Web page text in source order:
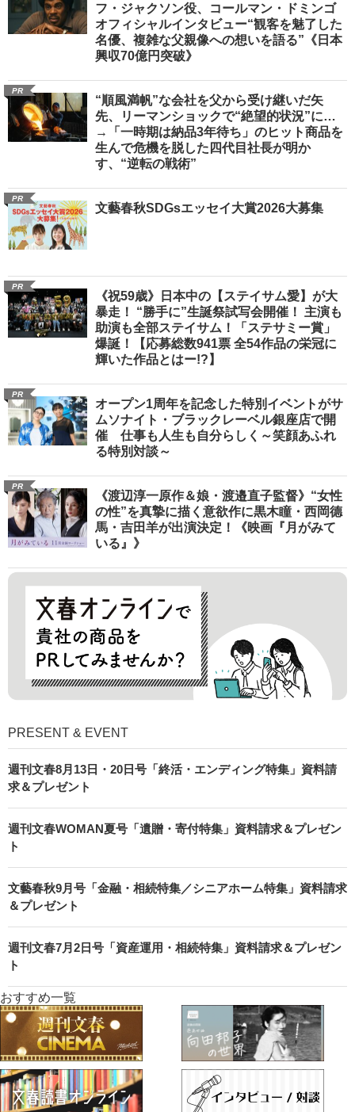
フ・ジャクソン役、コールマン・ドミンゴ
オフィシャルインタビュー“観客を魅了した
名優、複雑な父親像への想いを語る”《日本
興収70億円突破》
PR
“順風満帆”な会社を父から受け継いだ矢
先、リーマンショックで“絶望的状況”に…
→「一時期は納品3年待ち」のヒット商品を
生んで危機を脱した四代目社長が明か
す、“逆転の戦術”
PR
文藝春秋SDGsエッセイ大賞2026大募集
PR
《祝59歳》日本中の【ステイサム愛】が大
暴走！ “勝手に”生誕祭試写会開催！ 主演も
助演も全部ステイサム！「ステサミー賞」
爆誕！【応募総数941票 全54作品の栄冠に
輝いた作品とはー!?】
PR
オープン1周年を記念した特別イベントがサ
ムソナイト・ブラックレーベル銀座店で開
催 仕事も人生も自分らしく～笑顔あふれ
る特別対談～
PR
《渡辺淳一原作＆娘・渡邉直子監督》“女性
の性”を真摯に描く意欲作に黒木瞳・西岡德
馬・吉田羊が出演決定！《映画『月がみて
いる』》
PRESENT & EVENT
週刊文春8月13日・20日号「終活・エンディング特集」資料請
求＆プレゼント
週刊文春WOMAN夏号「遺贈・寄付特集」資料請求＆プレゼン
ト
文藝春秋9月号「金融・相続特集／シニアホーム特集」資料請求
＆プレゼント
週刊文春7月2日号「資産運用・相続特集」資料請求＆プレゼン
ト
おすすめ一覧